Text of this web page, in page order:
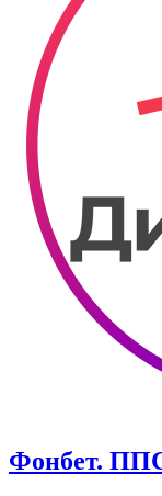
Фонбет.